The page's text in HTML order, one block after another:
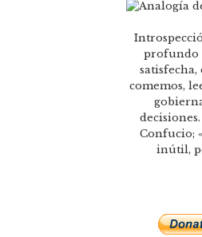
profundo
comemos,
Confucio;
inútil,